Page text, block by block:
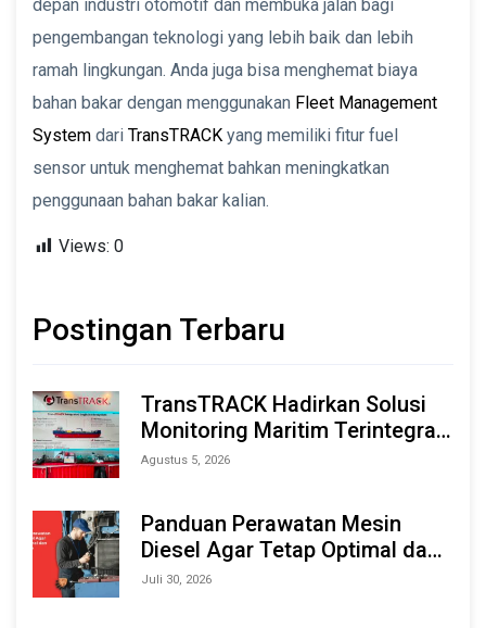
depan industri otomotif dan membuka jalan bagi
pengembangan teknologi yang lebih baik dan lebih
ramah lingkungan. Anda juga bisa menghemat biaya
bahan bakar dengan menggunakan Fleet Management
System dari TransTRACK yang memiliki fitur fuel
sensor untuk menghemat bahkan meningkatkan
penggunaan bahan bakar kalian.
Views: 0
Postingan Terbaru
TransTRACK Hadirkan Solusi
Monitoring Maritim Terintegrasi
Berbasis AI & IoT di Indonesia
Agustus 5, 2026
Panduan Perawatan Mesin
Diesel Agar Tetap Optimal dan
Tahan Lama
Juli 30, 2026